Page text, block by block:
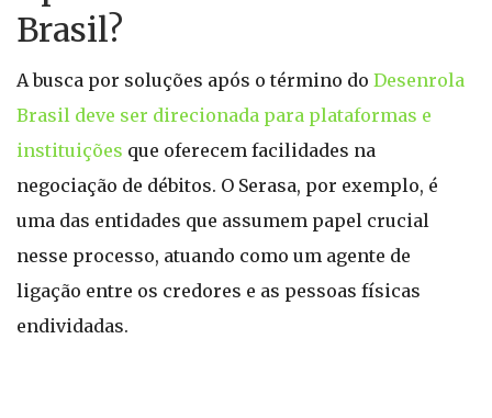
Brasil?
A busca por soluções após o término do Desenrola
Brasil deve ser direcionada para plataformas e
instituições que oferecem facilidades na
negociação de débitos. O Serasa, por exemplo, é
uma das entidades que assumem papel crucial
nesse processo, atuando como um agente de
ligação entre os credores e as pessoas físicas
endividadas.